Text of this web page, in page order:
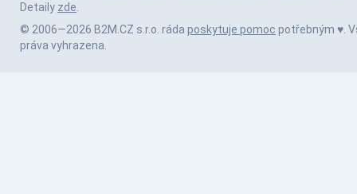
Detaily zde.
© 2006—2026 B2M.CZ s.r.o. ráda poskytuje pomoc potřebným ♥️.
práva vyhrazena.